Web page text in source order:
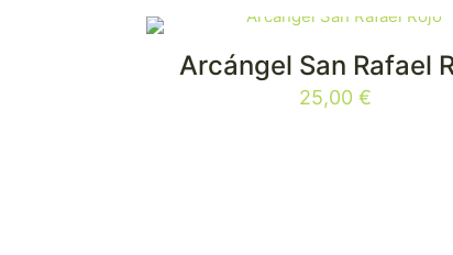
Arcángel San Rafael
25,00€